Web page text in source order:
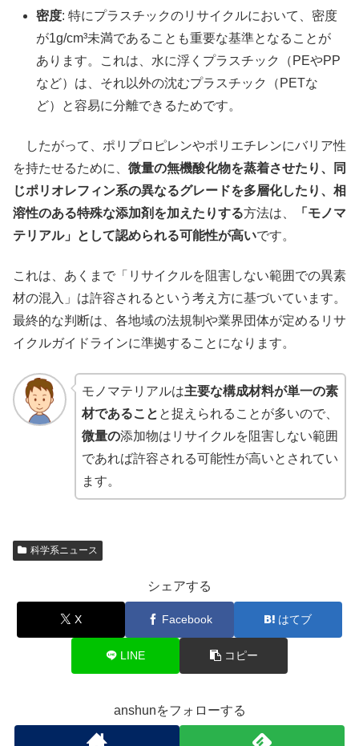
密度: 特にプラスチックのリサイクルにおいて、密度
が1g/cm³未満であることも重要な基準となることが
あります。これは、水に浮くプラスチック（PEやPP
など）は、それ以外の沈むプラスチック（PETな
ど）と容易に分離できるためです。
したがって、ポリプロピレンやポリエチレンにバリア性
を持たせるために、 微量の無機酸化物を蒸着させたり、同
じポリオレフィン系の異なるグレードを多層化したり、相
溶性のある特殊な添加剤を加えたりする方法は、
「モノマ
テリアル」として認められる可能性が高いです。
これは、あくまで「リサイクルを阻害しない範囲での異素
材の混入」は許容されるという考え方に基づいています。
最終的な判断は、各地域の法規制や業界団体が定めるリサ
イクルガイドラインに準拠することになります。
モノマテリアルは主要な構成材料が単一の素
材であること と捉えられることが多いので、
微量の添加物はリサイクルを阻害しない範囲
であれば許容される可能性が高いとされてい
ます。
科学系ニュース
シェアする
X Facebook はてブ
LINE コピー
anshunをフォローする